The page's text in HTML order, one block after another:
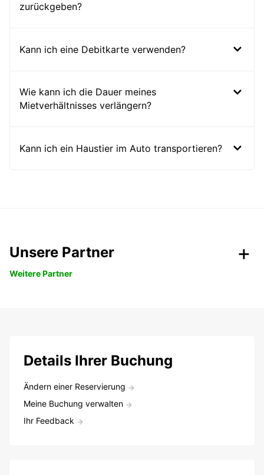
zurückgeben?
Kann ich eine Debitkarte verwenden?
Wie kann ich die Dauer meines
Mietverhältnisses verlängern?
Kann ich ein Haustier im Auto transportieren?
Unsere Partner
Weitere Partner
Details Ihrer Buchung
Ändern einer Reservierung
Meine Buchung verwalten
Ihr Feedback